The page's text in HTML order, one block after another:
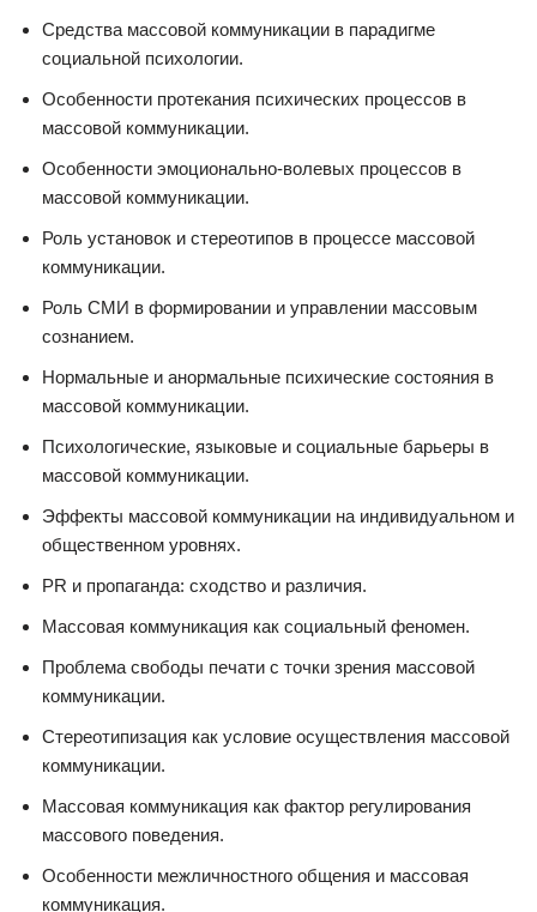
Средства массовой коммуникации в парадигме
социальной психологии.
Особенности протекания психических процессов в
массовой коммуникации.
Особенности эмоционально-волевых процессов в
массовой коммуникации.
Роль установок и стереотипов в процессе массовой
коммуникации.
Роль СМИ в формировании и управлении массовым
сознанием.
Нормальные и анормальные психические состояния в
массовой коммуникации.
Психологические, языковые и социальные барьеры в
массовой коммуникации.
Эффекты массовой коммуникации на индивидуальном и
общественном уровнях.
PR и пропаганда: сходство и различия.
Массовая коммуникация как социальный феномен.
Проблема свободы печати с точки зрения массовой
коммуникации.
Стереотипизация как условие осуществления массовой
коммуникации.
Массовая коммуникация как фактор регулирования
массового поведения.
Особенности межличностного общения и массовая
коммуникация.